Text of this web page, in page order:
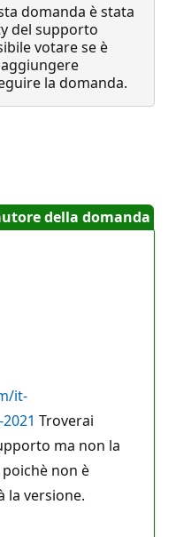
domanda è stata
del supporto
votare se è
la domanda.
della domanda
it-
Troverai
ma non la
non è
la versione.